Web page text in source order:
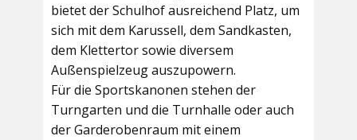
bietet derSchulhofausreichend Platz, um
sich mit dem Karussell, dem Sandkasten,
dem Klettertor sowie diversem
Außenspielzeug auszupowern.
Für die Sportskanonen stehen der
Turngarten und die Turnhalle oder auch
derGarderobenraum mit einem